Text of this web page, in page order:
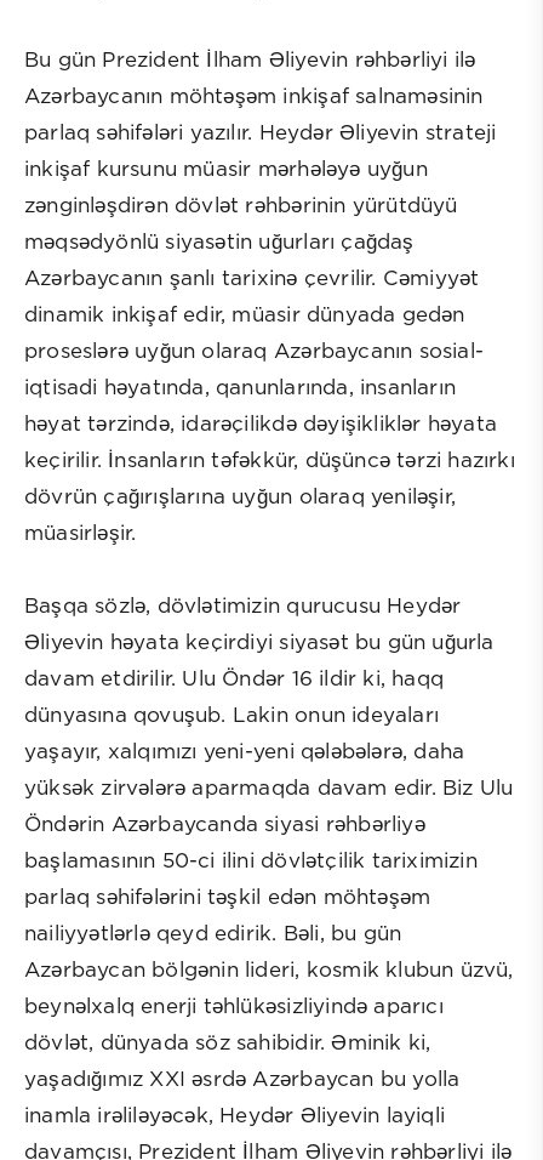
Bu gün Prezident İlham Əliyevin rəhbərliyi ilə
Azərbaycanın möhtəşəm inkişaf salnaməsinin
parlaq səhifələri yazılır. Heydər Əliyevin strateji
inkişaf kursunu müasir mərhələyə uyğun
zənginləşdirən dövlət rəhbərinin yürütdüyü
məqsədyönlü siyasətin uğurları çağdaş
Azərbaycanın şanlı tarixinə çevrilir. Cəmiyyət
dinamik inkişaf edir, müasir dünyada gedən
proseslərə uyğun olaraq Azərbaycanın sosial-
iqtisadi həyatında, qanunlarında, insanların
həyat tərzində, idarəçilikdə dəyişikliklər həyata
keçirilir. İnsanların təfəkkür, düşüncə tərzi hazırkı
dövrün çağırışlarına uyğun olaraq yeniləşir,
müasirləşir.
Başqa sözlə, dövlətimizin qurucusu Heydər
Əliyevin həyata keçirdiyi siyasət bu gün uğurla
davam etdirilir. Ulu Öndər 16 ildir ki, haqq
dünyasına qovuşub. Lakin onun ideyaları
yaşayır, xalqımızı yeni-yeni qələbələrə, daha
yüksək zirvələrə aparmaqda davam edir. Biz Ulu
Öndərin Azərbaycanda siyasi rəhbərliyə
başlamasının 50-ci ilini dövlətçilik tariximizin
parlaq səhifələrini təşkil edən möhtəşəm
nailiyyətlərlə qeyd edirik. Bəli, bu gün
Azərbaycan bölgənin lideri, kosmik klubun üzvü,
beynəlxalq enerji təhlükəsizliyində aparıcı
dövlət, dünyada söz sahibidir. Əminik ki,
yaşadığımız XXI əsrdə Azərbaycan bu yolla
inamla irəliləyəcək, Heydər Əliyevin layiqli
davamçısı, Prezident İlham Əliyevin rəhbərliyi ilə